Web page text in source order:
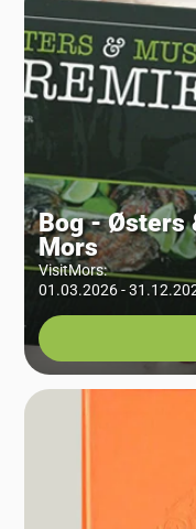
Bog - Østers
Mors
VisitMors:
01.03.2026 -